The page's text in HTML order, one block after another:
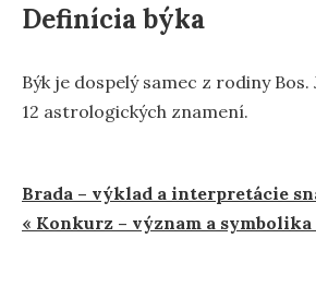
Definícia býka
Býk je dospelý samec z rodiny Bos.
12 astrologických znamení.
Navigácia
v
Brada – výklad a interpretácie
« Konkurz – význam a symbolika